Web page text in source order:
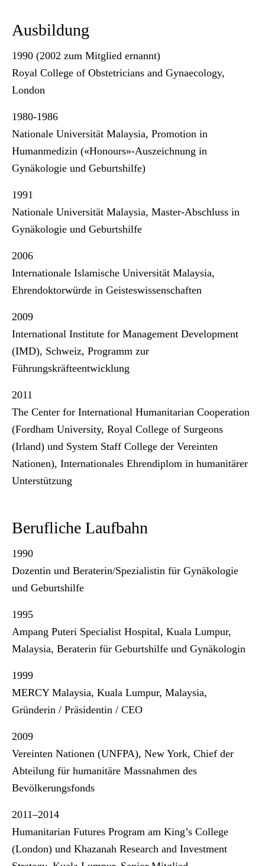
Ausbildung
1990 (2002 zum Mitglied ernannt)
Royal College of Obstetricians and Gynaecology,
London
1980-1986
Nationale Universität Malaysia, Promotion in
Humanmedizin («Honours»-Auszeichnung in
Gynäkologie und Geburtshilfe)
1991
Nationale Universität Malaysia, Master-Abschluss in
Gynäkologie und Geburtshilfe
2006
Internationale Islamische Universität Malaysia,
Ehrendoktorwürde in Geisteswissenschaften
2009
International Institute for Management Development
(IMD), Schweiz, Programm zur
Führungskräfteentwicklung
2011
The Center for International Humanitarian Cooperation
(Fordham University, Royal College of Surgeons
(Irland) und System Staff College der Vereinten
Nationen), Internationales Ehrendiplom in humanitärer
Unterstützung
Berufliche Laufbahn
1990
Dozentin und Beraterin/Spezialistin für Gynäkologie
und Geburtshilfe
1995
Ampang Puteri Specialist Hospital, Kuala Lumpur,
Malaysia, Beraterin für Geburtshilfe und Gynäkologin
1999
MERCY Malaysia, Kuala Lumpur, Malaysia,
Gründerin / Präsidentin / CEO
2009
Vereinten Nationen (UNFPA), New York, Chief der
Abteilung für humanitäre Massnahmen des
Bevölkerungsfonds
2011–2014
Humanitarian Futures Program am King’s College
(London) und Khazanah Research and Investment